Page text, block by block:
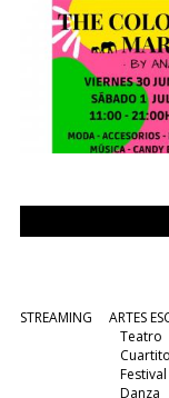
STREAMING
ARTES
Teatro
Danza